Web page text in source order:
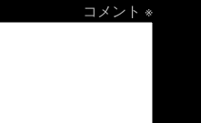
コメント※